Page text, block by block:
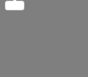
Share